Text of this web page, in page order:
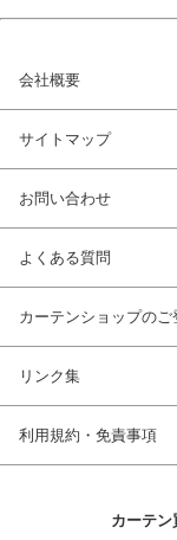
会社概要
サイトマップ
お問い合わせ
よくある質問
カーテンショップのご
リンク集
利用規約・免責事項
カーテ